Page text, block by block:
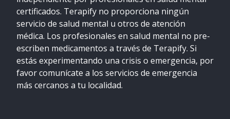
certificados. Terapify no proporciona ningún
servicio de salud mental u otros de atención
médica. Los profesionales en salud mental no pre-
escriben medicamentos a través de Terapify. Si
estás experimentando una crisis o emergencia, por
favor comunícate a los servicios de emergencia
más cercanos a tu localidad.